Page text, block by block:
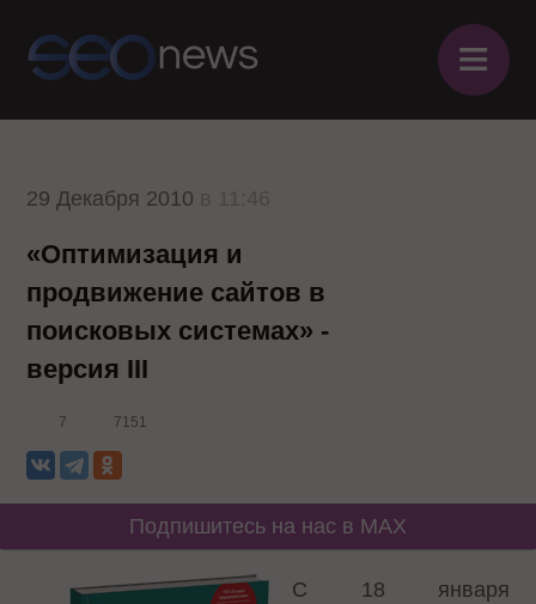
≡
29 Декабря 2010
«Оптимизация и
продвижение сайтов в
поисковых системах» -
версия III
7 7151
Подпишитесь на нас в MAX
С 18 января